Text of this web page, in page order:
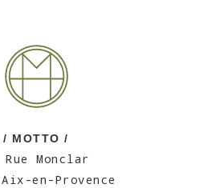
/ MOTTO /
Rue Monclar
en-Provence